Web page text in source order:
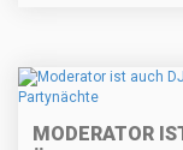
MODERATOR